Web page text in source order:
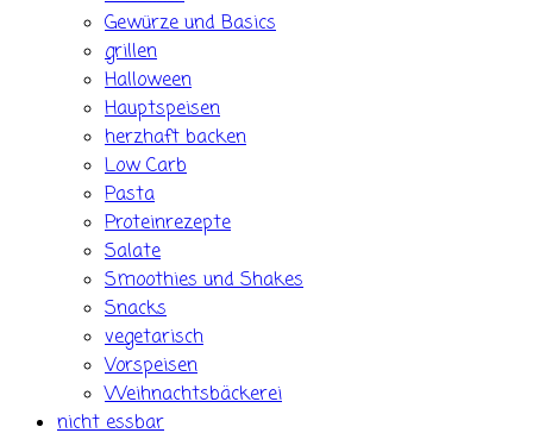
Gewürze und Basics
grillen
Halloween
Hauptspeisen
herzhaft backen
Low Carb
Pasta
Proteinrezepte
Salate
Smoothies und Shakes
Snacks
vegetarisch
Vorspeisen
Weihnachtsbäckerei
nicht essbar